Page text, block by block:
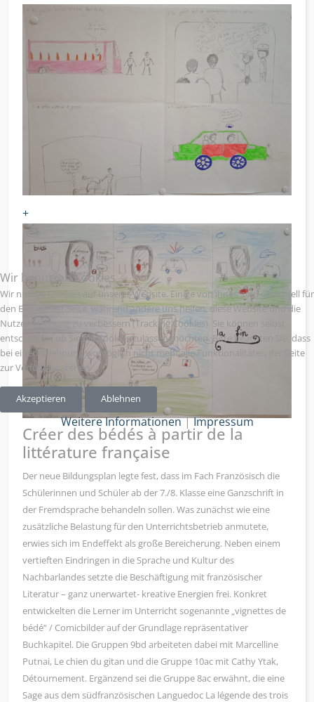
+
Créer des bédés à partir de la
littérature française
Der neue Bildungsplan legte fest, dass im Fach Französisch die
Schülerinnen und Schüler ab der 7./8. Klasse eine Ganzschrift in
der Fremdsprache behandeln sollen. Was zunächst wie eine
zusätzliche Belastung für den Unterrichtsbetrieb anmutete,
erwies sich im Endeffekt als große Bereicherung. Neben einem
vertieften Eindringen in die Sprache und Kultur des
Nachbarlandes setzte die Beschäftigung mit französischer
Literatur – ganz unerwartet- kreative Energien frei. Konkret
entwickelten die Lerner im Unterricht sogenannte „vignettes de
bédé“ / Comicbilder auf der Grundlage repräsentativer
Buchkapitel. Die Gruppen 9bd arbeiteten dabei mit Marcelline
Putnai, Le chien du gitan und die Gruppe 10ac mit Cathy Ytak,
Détournement. Ergänzend sei die Gruppe 8ac erwähnt, die eine
Sage aus dem südfranzösischen Languedoc La légende des trois
Wir benutzen Cookies
Wir nutzen Cookies auf unserer Website. Einige von ihnen sind essenziell für
den Betrieb der Seite, während andere uns helfen, diese Website und die
Nutzererfahrung zu verbessern (Tracking Cookies). Sie können selbst
entscheiden, ob Sie die Cookies zulassen möchten. Bitte beachten Sie, dass
bei einer Ablehnung womöglich nicht mehr alle Funktionalitäten der Seite
zur Verfügung stehen.
Akzeptieren Ablehnen
Weitere Informationen|Impressum